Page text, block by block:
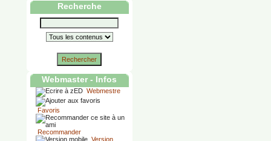
Recherche
Rechercher
Webmaster - Infos
Webmestre
Favoris
Recommander
Version